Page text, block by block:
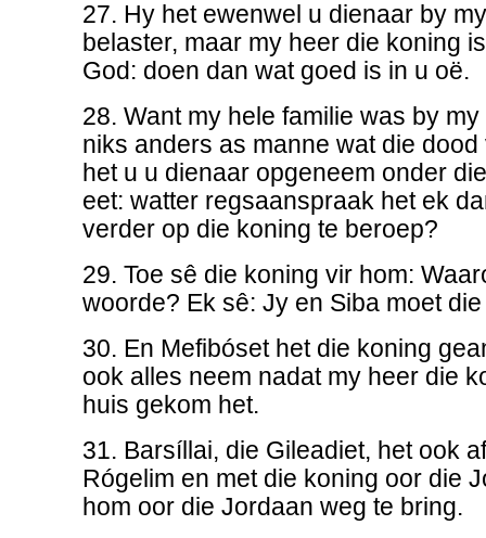
27. Hy het ewenwel u dienaar by
belaster, maar my heer die koning
God: doen dan wat goed is in u oë.
28. Want my hele familie was by
niks anders as manne wat die
het u u dienaar opgeneem onder
eet: watter regsaanspraak het ek
verder op die koning te beroep?
29. Toe sê die koning vir hom:
woorde? Ek sê: Jy en Siba moet
30. En Mefibóset het die koning
ook alles neem nadat my heer die
huis gekom het.
31. Barsíllai, die Gileadiet, het ook
Rógelim en met die koning oor die
hom oor die Jordaan weg te bring.